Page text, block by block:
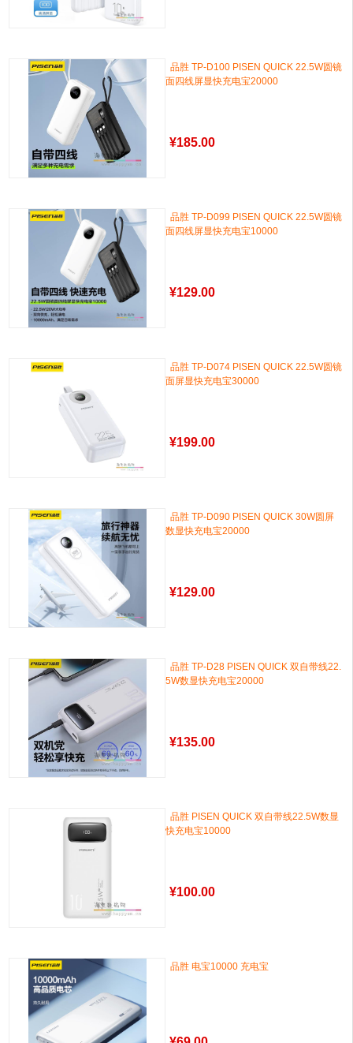
品胜 TP-D100 PISEN QUICK 22.5W圆镜
面四线屏显快充电宝20000
¥185.00
品胜 TP-D099 PISEN QUICK 22.5W圆镜
面四线屏显快充电宝10000
¥129.00
品胜 TP-D074 PISEN QUICK 22.5W圆镜
面屏显快充电宝30000
¥199.00
品胜 TP-D090 PISEN QUICK 30W圆屏
数显快充电宝20000
¥129.00
品胜 TP-D28 PISEN QUICK 双自带线22.
5W数显快充电宝20000
¥135.00
品胜 PISEN QUICK 双自带线22.5W数显
快充电宝10000
¥100.00
品胜 电宝10000 充电宝